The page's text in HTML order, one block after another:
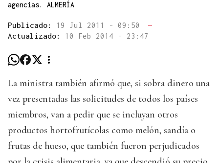
agencias. ALMERÍA
Publicado: 19 Jul 2011 - 09:50
—
Actualizado: 10 Feb 2014 - 23:47
La ministra también afirmó que, si sobra dinero una
vez presentadas las solicitudes de todos los países
miembros, van a pedir que se incluyan otros
productos hortofrutícolas como melón, sandía o
frutas de hueso, que también fueron perjudicados